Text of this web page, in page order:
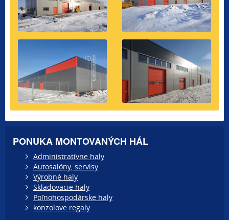
PONUKA MONTOVANÝCH HÁL
Administratívne haly
Autosalóny, servisy
Výrobné haly
Skladovacie haly
Poľnohospodárske haly
konzolove regaly